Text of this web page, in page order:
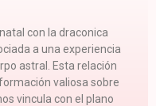
con la draconica
a una experiencia
astral. Esta relación
valiosa sobre
vincula con el plano